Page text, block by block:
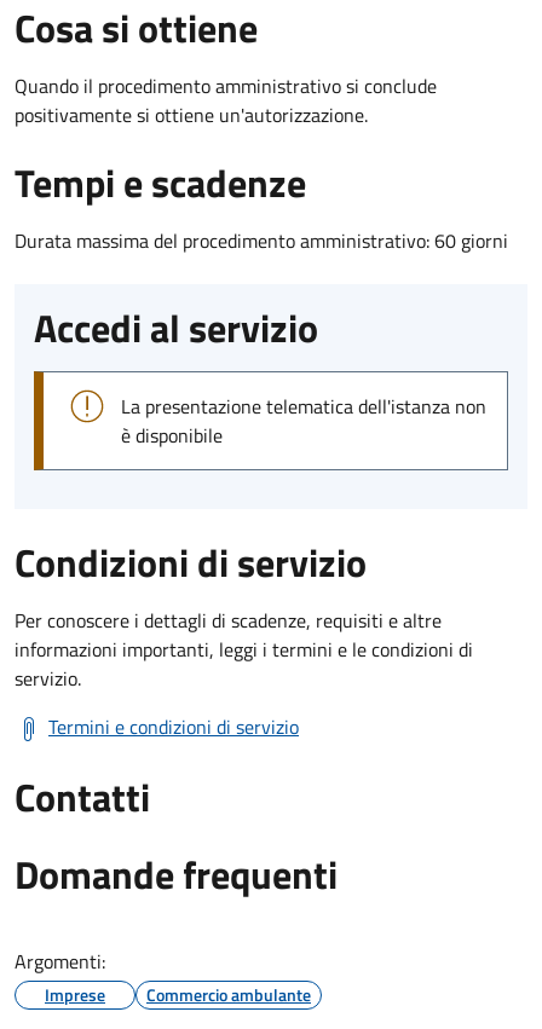
Cosa si ottiene
Quando il procedimento amministrativo si conclude
positivamente si ottiene un'autorizzazione.
Tempi e scadenze
Durata massima del procedimento amministrativo: 60 giorni
Accedi al servizio
La presentazione telematica dell'istanza non
è disponibile
Condizioni di servizio
Per conoscere i dettagli di scadenze, requisiti e altre
informazioni importanti, leggi i termini e le condizioni di
servizio.
Termini e condizioni di servizio
Contatti
Domande frequenti
Argomenti:
Imprese Commercio ambulante